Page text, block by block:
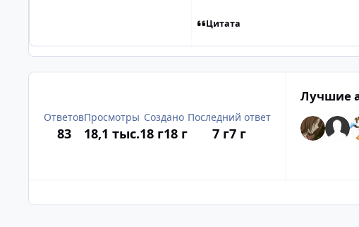
Цитата
Ответов
83
Просмотры
18,1 тыс.
Создано
18 г18 г
Последний ответ
7 г7 г
Лучшие